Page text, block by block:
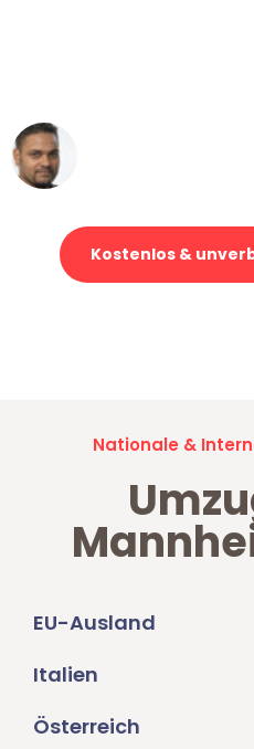
Kostenlos &
Nationale &
EU-Ausland
Italien
Österreich